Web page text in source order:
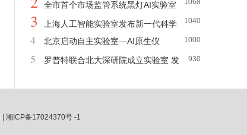
优瑞斯面市
1068
全市首个市场监管系统黑灯AI实验室
在平谷落地运行
1040
3
上海人工智能实验室发布新一代科学
发现平台
1000
4
北京启动自主实验室—AI原生仪
器“揭榜挂帅”
930
5
罗普特联合北大深研院成立实验室 发
湘ICP备17024370号 -1